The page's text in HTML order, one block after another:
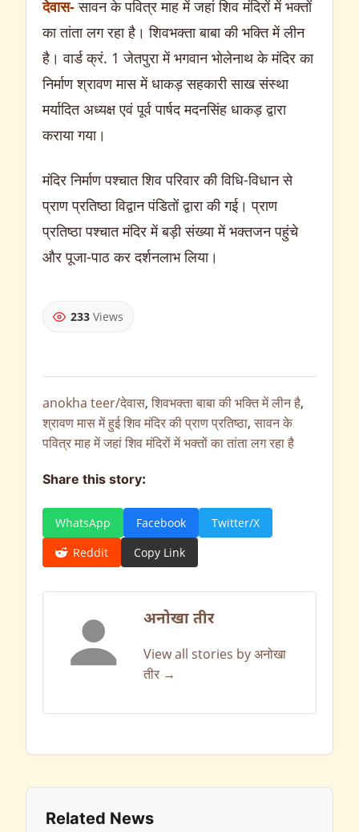
देवास-सावन के पवित्र माह में जहां शिव मंदिरों में भक्तों
का तांता लग रहा है। शिवभक्ता बाबा की भक्ति में लीन
है। वार्ड क्रं. 1 जेतपुरा में भगवान भोलेनाथ के मंदिर का
निर्माण श्रावण मास में धाकड़ सहकारी साख संस्था
मर्यादित अध्यक्ष एवं पूर्व पार्षद मदनसिंह धाकड़ द्वारा
कराया गया।
मंदिर निर्माण पश्चात शिव परिवार की विधि-विधान से
प्राण प्रतिष्ठा विद्वान पंडितों द्वारा की गई। प्राण
प्रतिष्ठा पश्चात मंदिर में बड़ी संख्या में भक्तजन पहुंचे
और पूजा-पाठ कर दर्शनलाभ लिया।
233 Views
anokha teer/देवास, शिवभक्ता बाबा की भक्ति में लीन है,
श्रावण मास में हुई शिव मंदिर की प्राण प्रतिष्ठा, सावन के
पवित्र माह में जहां शिव मंदिरों में भक्तों का तांता लग रहा है
Share this story:
WhatsApp Facebook
Twitter/X
Reddit
Copy Link
अनोखा तीर
View all stories by अनोखा
तीर →
Related News